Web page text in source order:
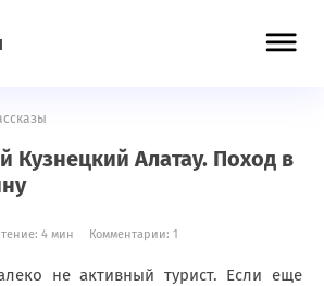
Кузнецкий Алатау. Поход в
4 мин Комментарии: 1
не активный турист. Если еще